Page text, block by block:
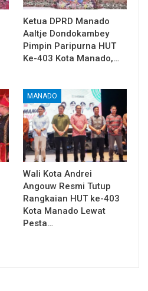
Ketua DPRD Manado
Aaltje Dondokambey
Pimpin Paripurna HUT
Ke-403 Kota Manado,…
MANADO
Wali Kota Andrei
Angouw Resmi Tutup
Rangkaian HUT ke-403
Kota Manado Lewat
Pesta…